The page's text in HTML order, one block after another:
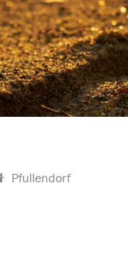
Pfullendorf